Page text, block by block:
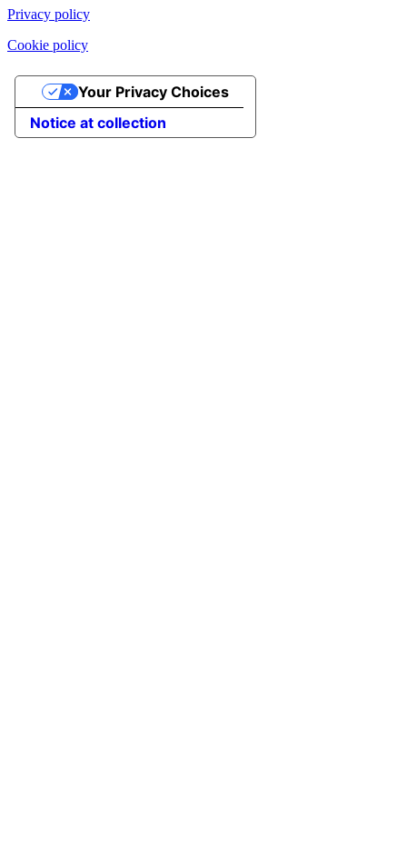
Privacy policy
Cookie policy
Notice at collection
Your Privacy Choices